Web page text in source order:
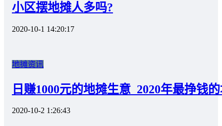
小区摆地摊人多吗?
2020-10-1 14:20:17
地摊资讯
日赚1000元的地摊生意_2020年最挣钱
2020-10-2 1:26:43